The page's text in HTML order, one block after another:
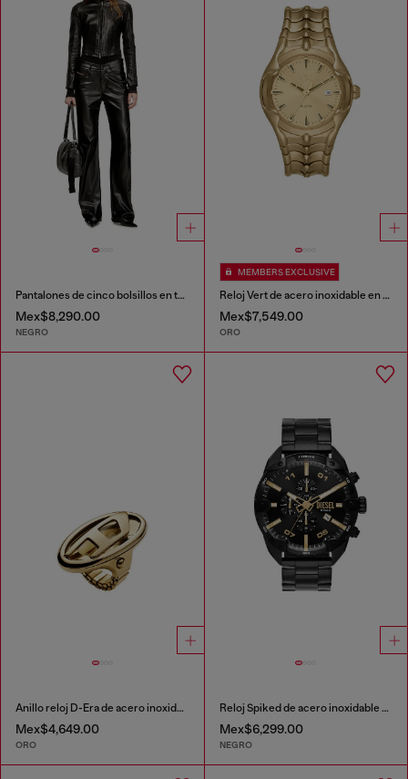
Pantalones de cinco bolsillos en tejido revestido
Mex$8,290.00
NEGRO
MEMBERS EXCLUSIVE
Reloj Vert de acero inoxidable en tono dorado
Mex$7,549.00
ORO
Anillo reloj D-Era de acero inoxidable en tono dorado
Mex$4,649.00
ORO
Reloj Spiked de acero inoxidable negro
Mex$6,299.00
NEGRO